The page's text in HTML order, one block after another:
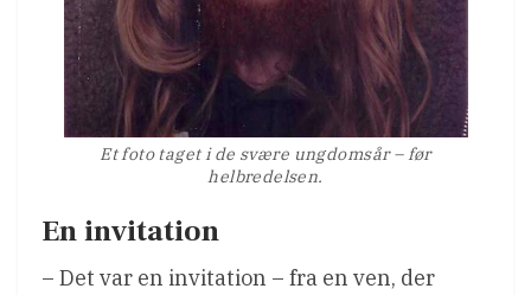
Et foto taget i de svære ungdomsår – før
helbredelsen.
En invitation
– Det var en invitation – fra en ven, der